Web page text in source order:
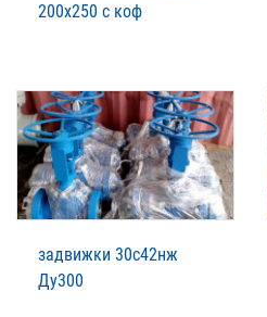
200х250 с коф
задвижки 30с42нж
Ду300